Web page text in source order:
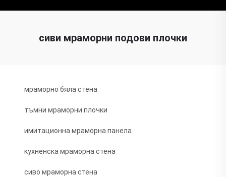
сиви мраморни подови плочки
мраморно бяла стена
тъмни мраморни плочки
имитационна мраморна панела
кухненска мраморна стена
сиво мраморна стена